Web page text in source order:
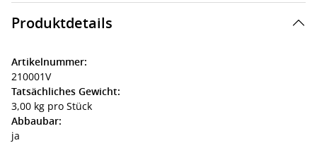
Produktdetails
Artikelnummer:
210001V
Tatsächliches Gewicht:
3,00 kg pro Stück
Abbaubar:
ja